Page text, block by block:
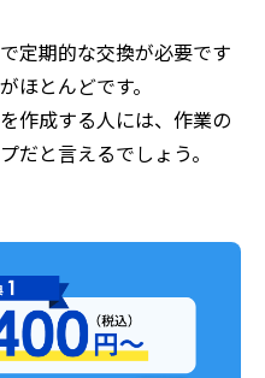
定期的な交換が必要です
ほとんどです。
作成する人には、作業の
だと言えるでしょう。